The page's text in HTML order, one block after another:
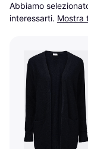
Abbiamo
interessarti. Mostra